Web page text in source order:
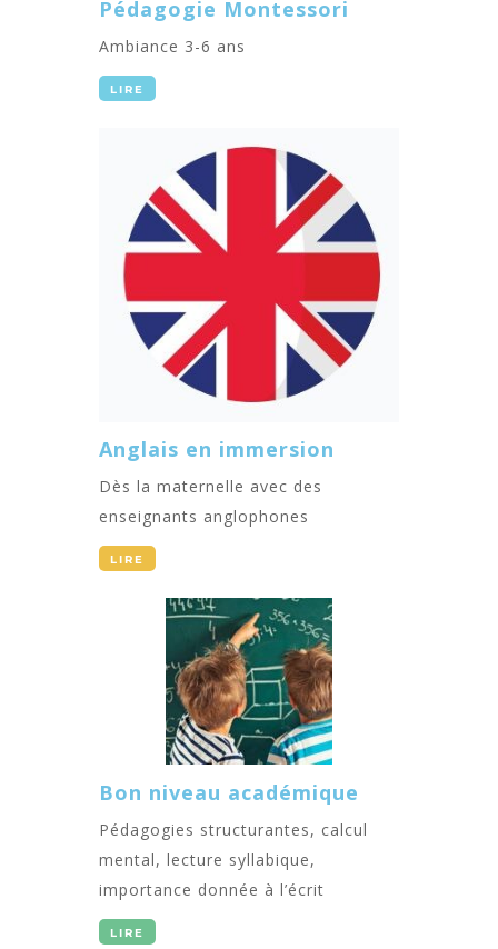
Pédagogie Montessori
Ambiance 3-6 ans
LIRE
Anglais en immersion
Dès la maternelle avec des
enseignants anglophones
LIRE
Bon niveau académique
Pédagogies structurantes, calcul
mental, lecture syllabique,
importance donnée à l’écrit
LIRE